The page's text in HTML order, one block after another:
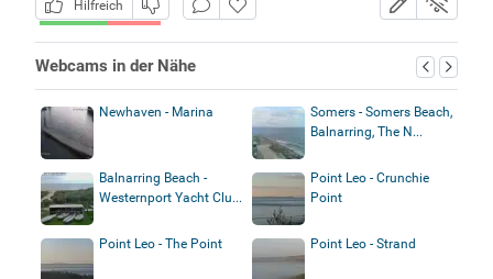
Hilfreich
Webcams in der Nähe
Newhaven - Marina
Somers - Somers Beach,
Balnarring, The N...
Balnarring Beach -
Westernport Yacht Clu...
Point Leo - Crunchie
Point
Point Leo - The Point Point Leo - Strand